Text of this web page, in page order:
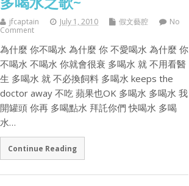
jfcaptain July 1, 2010 假文藝腔
No
Comment
為什麼 你不喝水 為什麼 你 不愛喝水 為什麼 你
不喝水 不喝水 你就會很衰 多喝水 就 不用看醫
生 多喝水 就 不必換飼料 多喝水 keeps the
doctor away 不吃 蘋果也OK 多喝水 多喝水 我
開罐頭 你再 多喝點水 拜託你們 快喝水 多喝
水…
Continue Reading